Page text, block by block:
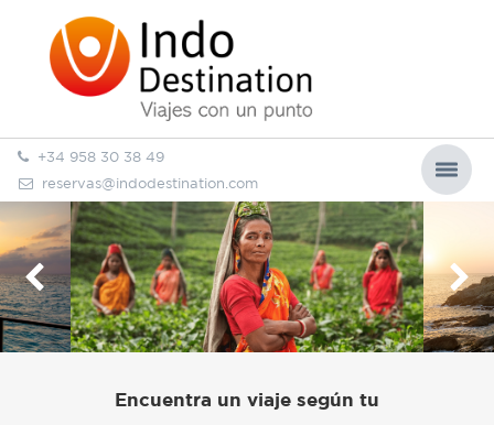
+34 958 30 38 49
reservas@indodestination.com
Encuentra un viaje según tu